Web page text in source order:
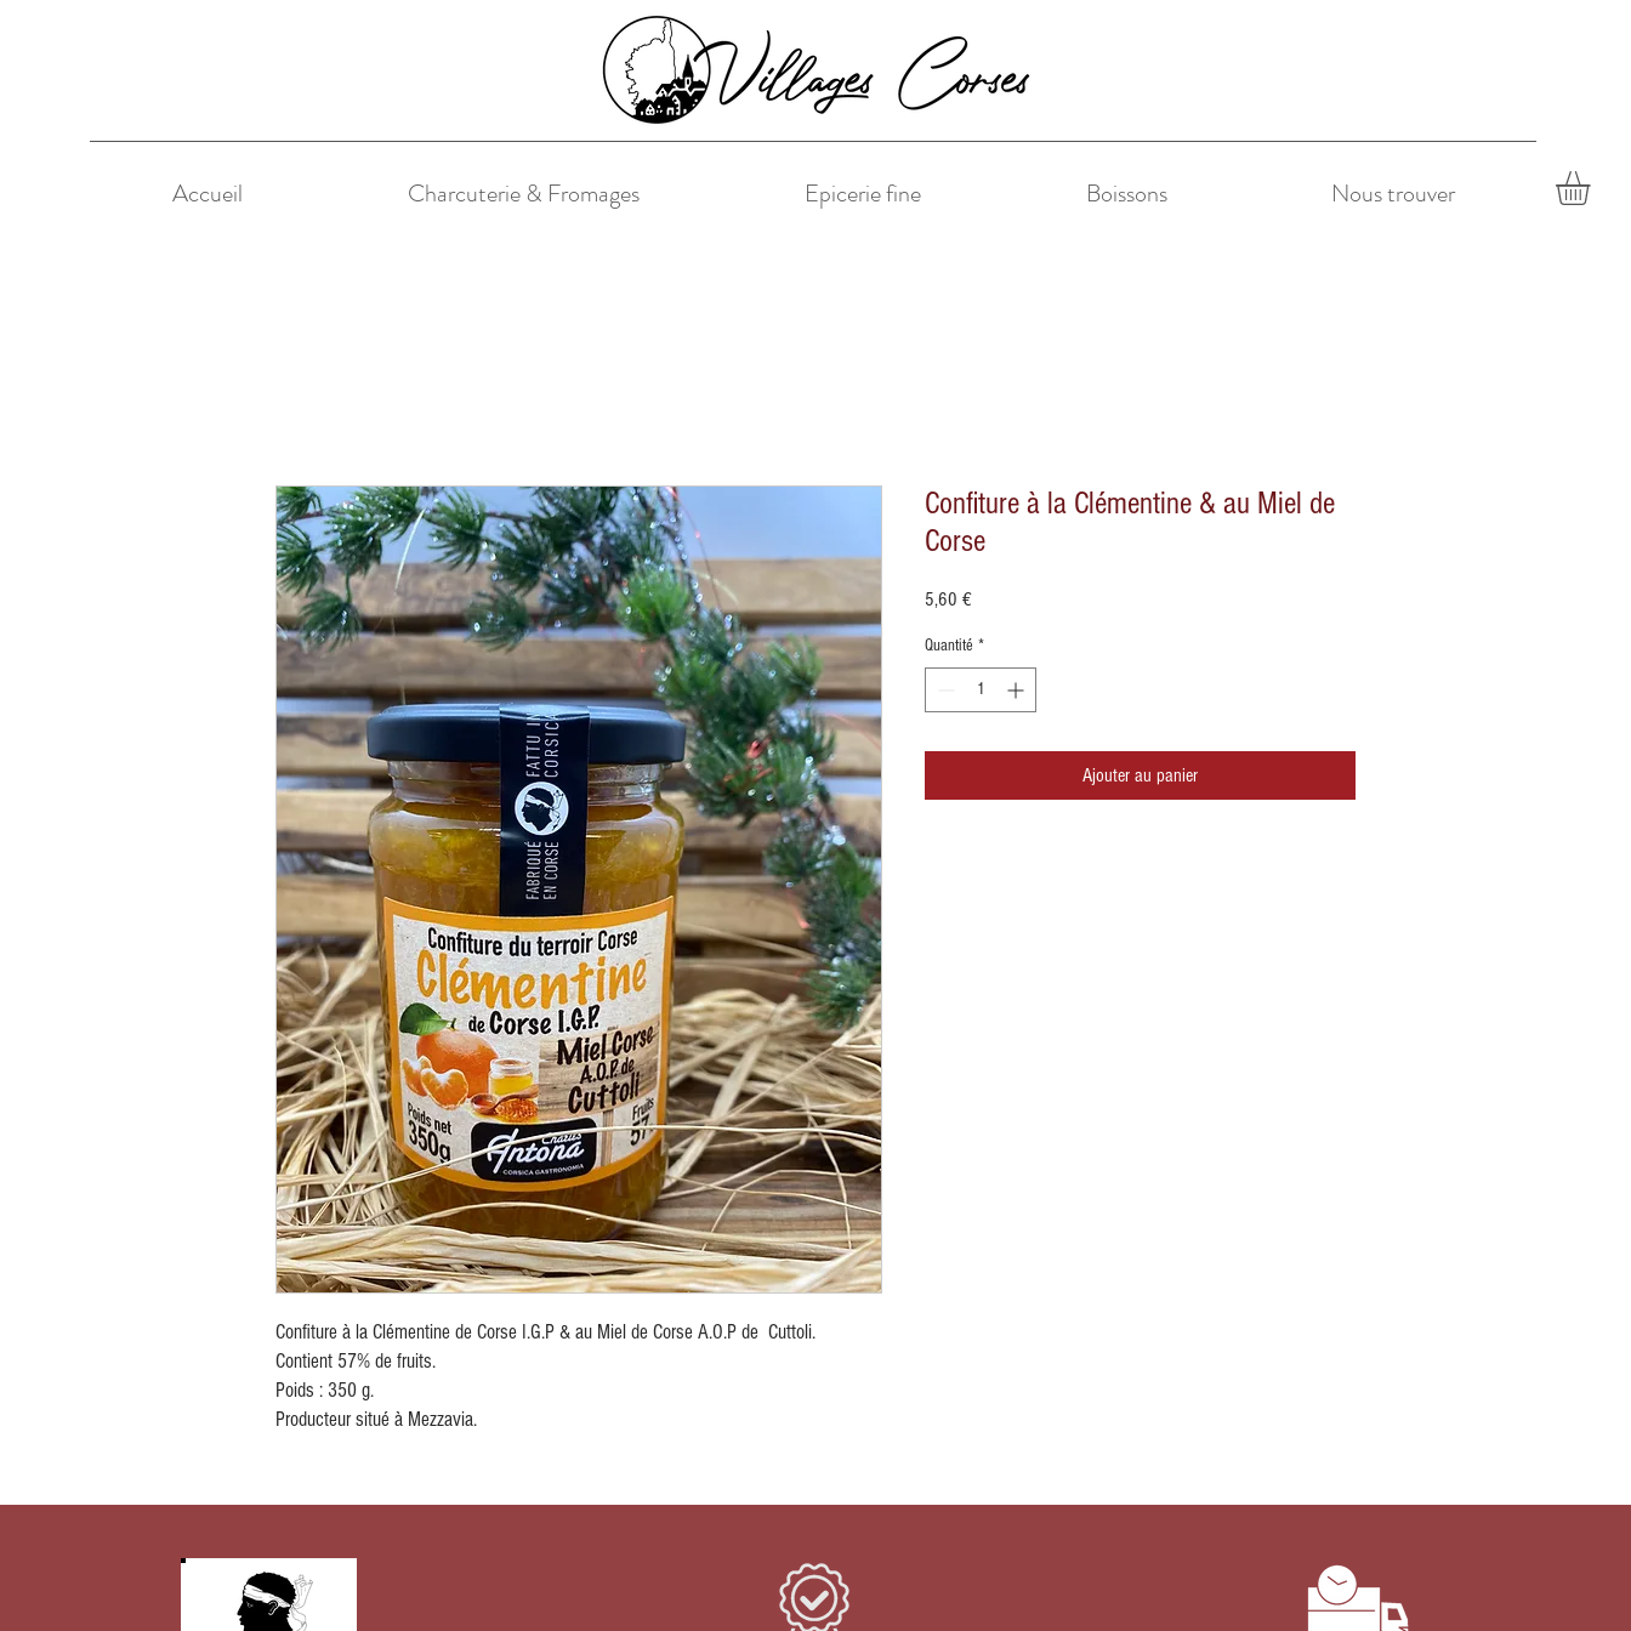
Accueil Charcuterie & Fromages Epicerie fine Boissons Nous trouver
Confiture à la Clémentine de Corse I.G.P & au Miel de Corse A.O.P de Cuttoli.
Contient 57% de fruits.
Poids : 350 g.
Producteur situé à Mezzavia.
Confiture à la Clémentine & au Miel de
Corse
5,60 €Prix
Quantité *
Ajouter au panier